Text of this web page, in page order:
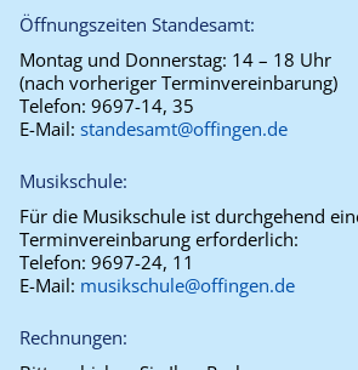
Öffnungszeiten Standesamt:
Montag und Donnerstag: 14 – 18 Uhr
(nach vorheriger Terminvereinbarung)
Telefon: 9697-14, 35
E-Mail: standesamt@offingen.de
Musikschule:
Für die Musikschule ist durchgehend
Terminvereinbarung erforderlich:
Telefon: 9697-24, 11
E-Mail: musikschule@offingen.de
Rechnungen: